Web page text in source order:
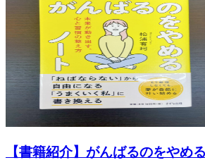
【書籍紹介】がんばるのをやめ